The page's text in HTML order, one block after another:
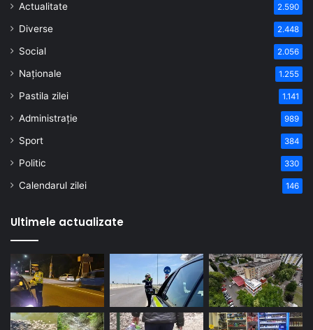
Actualitate 2.590
Diverse 2.448
Social 2.056
Naționale 1.255
Pastila zilei 1.141
Administrație 989
Sport 384
Politic 330
Calendarul zilei 146
Ultimele actualizate